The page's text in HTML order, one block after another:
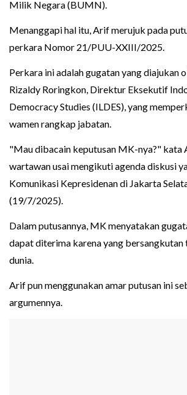
Milik Negara (BUMN).
Menanggapi hal itu, Arif merujuk pada
perkara Nomor 21/PUU-XXIII/2025.
Perkara ini adalah gugatan yang diajukan
Rizaldy Roringkon, Direktur Eksekutif
Democracy Studies (ILDES), yang
wamen rangkap jabatan.
"Mau dibacain keputusan MK-nya?" kata
wartawan usai mengikuti agenda diskusi
Komunikasi Kepresidenan di Jakarta
(19/7/2025).
Dalam putusannya, MK menyatakan
dapat diterima karena yang bersangkutan
dunia.
Arif pun menggunakan amar putusan ini
argumennya.